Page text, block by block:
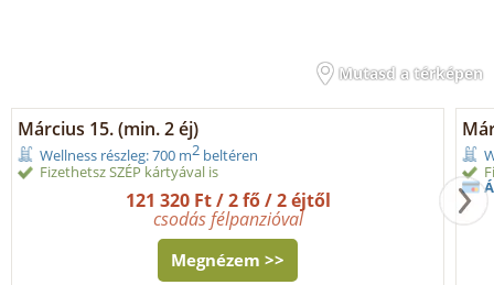
Mutasd a térképen
Március 15. (min. 2 éj)
Wellness részleg: 700 m2 beltéren
Fizethetsz SZÉP kártyával is
121 320 Ft / 2 fő / 2 éjtől
csodás félpanzióval
Megnézem >>